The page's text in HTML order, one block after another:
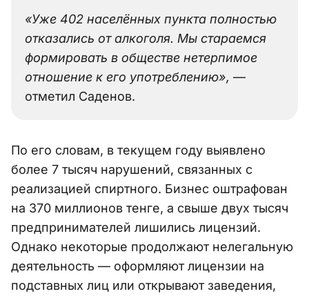
«Уже 402 населённых пункта полностью
отказались от алкоголя. Мы стараемся
формировать в обществе нетерпимое
отношение к его употреблению», —
отметил Саденов.
По его словам, в текущем году выявлено
более 7 тысяч нарушений, связанных с
реализацией спиртного. Бизнес оштрафован
на 370 миллионов тенге, а свыше двух тысяч
предпринимателей лишились лицензий.
Однако некоторые продолжают нелегальную
деятельность — оформляют лицензии на
подставных лиц или открывают заведения,